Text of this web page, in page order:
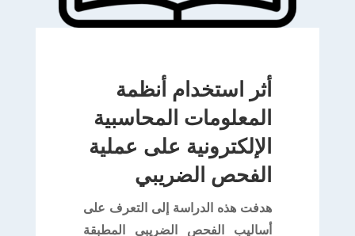
أثر استخدام أنظمة
المعلومات المحاسبية
الإلكترونية على عملية
الفحص الضريبي
هدفت هذه الدراسة إلى التعرف على
أساليب الفحص الضريبي المطبقة